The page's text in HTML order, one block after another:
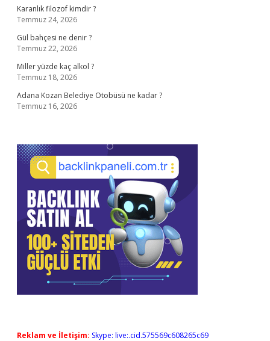
Karanlık filozof kimdir ?
Temmuz 24, 2026
Gül bahçesi ne denir ?
Temmuz 22, 2026
Miller yüzde kaç alkol ?
Temmuz 18, 2026
Adana Kozan Belediye Otobüsü ne kadar ?
Temmuz 16, 2026
Reklam ve İletişim: Skype: live:.cid.575569c608265c69